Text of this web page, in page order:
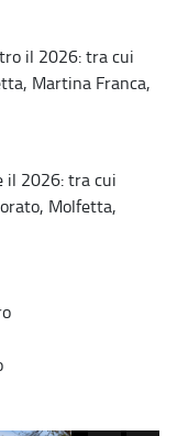
il 2026: tra cui
Martina Franca,
il 2026: tra cui
Molfetta,